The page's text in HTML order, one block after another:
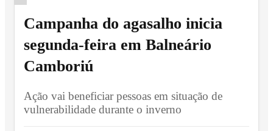
Campanha do agasalho inicia
segunda-feira em Balneário
Camboriú
Ação vai beneficiar pessoas em situação de
vulnerabilidade durante o inverno